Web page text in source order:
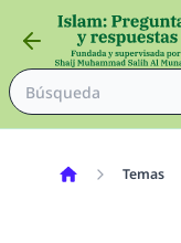
Temas